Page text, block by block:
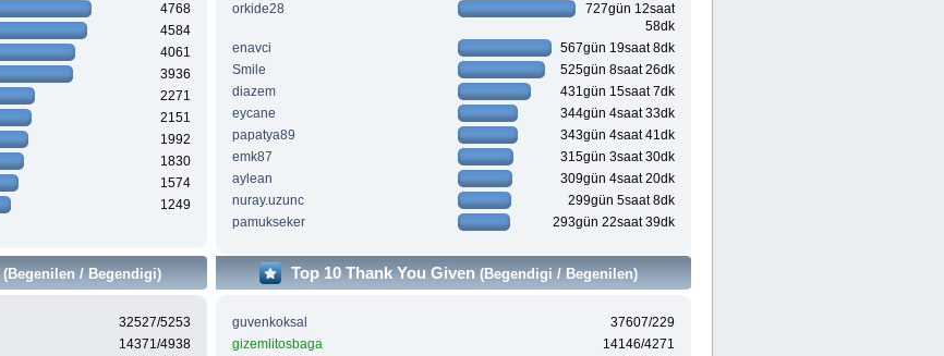
4768
4584
4061
3936
2271
2151
1992
1830
1574
1249
orkide28
727gün 12saat
58dk
enavci
567gün 19saat 8dk
Smile
525gün 8saat 26dk
diazem
431gün 15saat 7dk
eycane
344gün 4saat 33dk
papatya89
343gün 4saat 41dk
emk87
315gün 3saat 30dk
aylean
309gün 4saat 20dk
nuray.uzunc
299gün 5saat 8dk
pamukseker
293gün 22saat 39dk
(Begenilen / Begendigi)
32527/5253
14371/4938
Top 10 Thank You Given(Begendigi / Begenilen)
guvenkoksal
37607/229
gizemlitosbaga
14146/4271